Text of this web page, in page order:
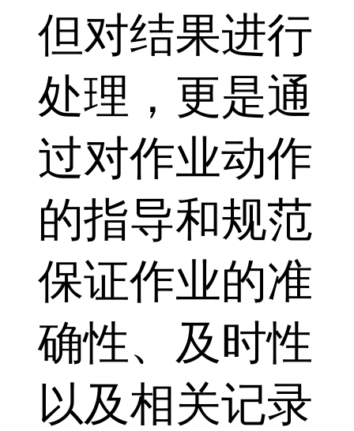
但对结果进行
处理，更是通
过对作业动作
的指导和规范
保证作业的准
确性、及时性
以及相关记录